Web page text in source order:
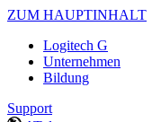
ZUM HAUPTINHALT
Logitech G
Unternehmen
Bildung
Support